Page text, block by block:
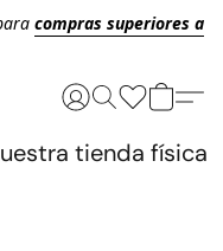
compras superiores a
tienda física